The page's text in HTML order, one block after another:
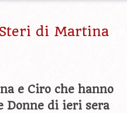
di Martina
e Ciro che hanno
Donne di ieri sera